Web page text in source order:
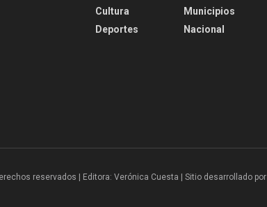
Cultura
Deportes
Municipios
Nacional
reservados | Editora: Verónica Cuesta | Sitio desarrollado por